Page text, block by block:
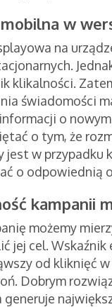
w
na
klikalności.
świadomości
o
o tym, że
jest w przypadku
o odpowiednią
kampanii
możemy
jej cel.
od kliknięć
Dobrym